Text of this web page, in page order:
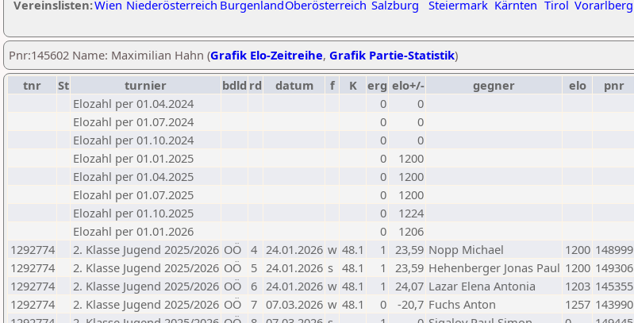
Vereinslisten:Wien Niederösterreich BurgenlandOberösterreich Salzburg Steiermark Kärnten Tirol Vorarlberg
Pnr:145602 Name: Maximilian Hahn (Grafik Elo-Zeitreihe, Grafik Partie-Statistik)
tnr
St turnier bdld rd datum f K erg elo+/- gegner elo
pnr
Elozahl per 01.04.2024
0
0
Elozahl per 01.07.2024
0
0
Elozahl per 01.10.2024
0
0
Elozahl per 01.01.2025
0
1200
Elozahl per 01.04.2025
0
1200
Elozahl per 01.07.2025
0
1200
Elozahl per 01.10.2025
0
1224
Elozahl per 01.01.2026
0
1206
1292774
2. Klasse Jugend 2025/2026 OÖ 4 24.01.2026 w 48.1 1 23,59 Nopp Michael 1200 148999
1292774
2. Klasse Jugend 2025/2026 OÖ 5 24.01.2026 s 48.1 1 23,59 Hehenberger Jonas Paul 1200 149306
1292774
2. Klasse Jugend 2025/2026 OÖ 6 24.01.2026 w 48.1 1 24,07 Lazar Elena Antonia 1203 145355
1292774
2. Klasse Jugend 2025/2026 OÖ 7 07.03.2026 w 48.1 0 -20,7 Fuchs Anton 1257 143990